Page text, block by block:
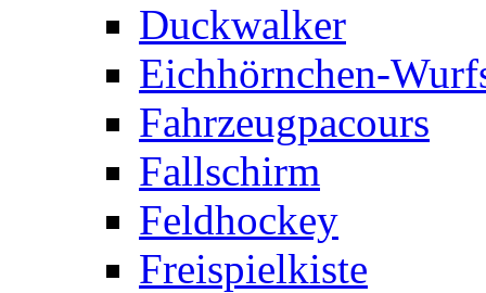
Duckwalker
Eichhörnchen-
Fahrzeugpacours
Fallschirm
Feldhockey
Freispielkiste